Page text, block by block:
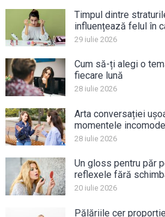
Timpul dintre
influențează felul în
29 iulie 2026
Cum să-ți alegi o
fiecare lună
28 iulie 2026
Arta conversației
momentele incomode
28 iulie 2026
Un gloss pentru păr
reflexele fără
20 iulie 2026
Pălăriile cer